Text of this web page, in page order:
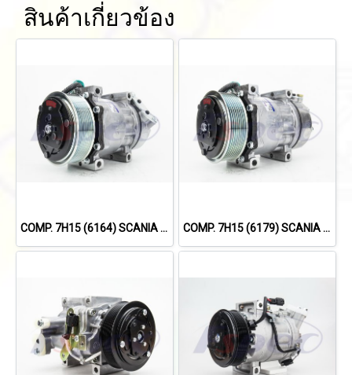
สินค้าเกี่ยวข้อง
COMP. 7H15 (6164) SCANIA TRUCK (8PK) COMP. 7H15 (6179) SCANIA 114,124,144 '09 (8PK)